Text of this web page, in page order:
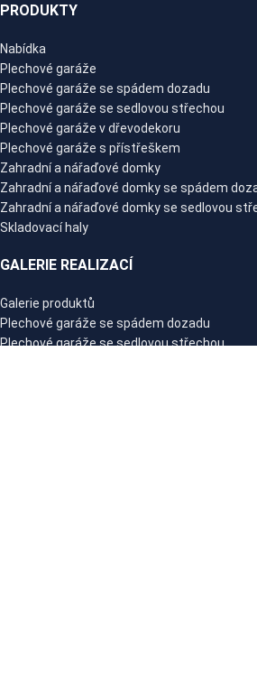
PRODUKTY
Nabídka
Plechové garáže
Plechové garáže se spádem dozadu
Plechové garáže se sedlovou střechou
Plechové garáže v dřevodekoru
Plechové garáže s přístřeškem
Zahradní a nářaďové domky
Zahradní a nářaďové domky se spádem
Zahradní a nářaďové domky se sedlovou
Skladovací haly
GALERIE REALIZACÍ
Galerie produktů
Plechové garáže se spádem dozadu
Plechové garáže se sedlovou střechou